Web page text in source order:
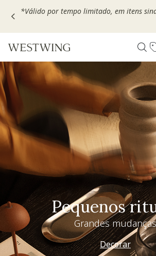
Escolha seu VOUCHER e ganhe até 30%
Pequenos
Grandes mudanças
Decorar